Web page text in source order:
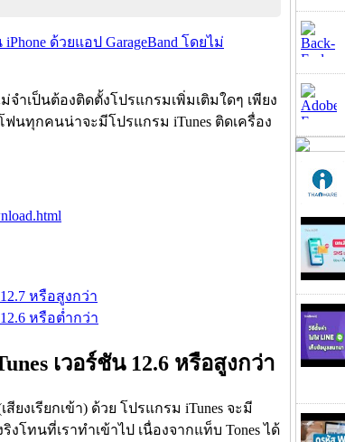
ด้วยแอป GarageBand โดยไม่
จำเป็นต้องติดตั้งโปรแกรมเพิ่มเติมใดๆ เพียง
ฟนทุกคนน่าจะมีโปรแกรม iTunes ติดเครื่อง
หรือสูงกว่า
12.6 หรือต่ำกว่า
เวอร์ชัน 12.6 หรือสูงกว่า
สียงเรียกเข้า) ด้วย โปรแกรม iTunes จะมี
โทนที่เราทำเข้าไป เนื่องจากแท็บ Tones ได้